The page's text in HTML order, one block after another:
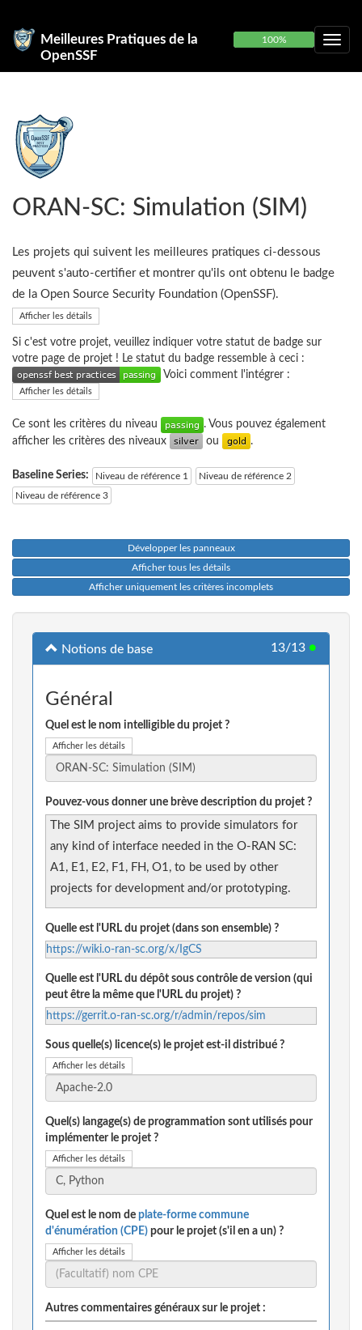
Meilleures Pratiques de la
OpenSSF
100%
ORAN-SC: Simulation (SIM)
Les projets qui suivent les meilleures pratiques ci-dessous
peuvent s'auto-certifier et montrer qu'ils ont obtenu le badge
de la Open Source Security Foundation (OpenSSF).
Afficher les détails
Si c'est votre projet, veuillez indiquer votre statut de badge sur
votre page de projet ! Le statut du badge ressemble à ceci :
Voici comment l'intégrer :
Afficher les détails
Ce sont les critères du niveau
. Vous pouvez également
afficher les critères des niveaux
ou .
Baseline Series: Niveau de référence 1
Niveau de référence 2
Niveau de référence 3
Développer les panneaux
Afficher tous les détails
Afficher uniquement les critères incomplets
Notions de base 13/13 ●
Général
Quel est le nom intelligible du projet ?
Afficher les détails
Pouvez-vous donner une brève description du projet ?
The SIM project aims to provide simulators for
any kind of interface needed in the O-RAN SC:
A1, E1, E2, F1, FH, O1, to be used by other
projects for development and/or prototyping.
Quelle est l'URL du projet (dans son ensemble) ?
https://wiki.o-ran-sc.org/x/IgCS
Quelle est l'URL du dépôt sous contrôle de version (qui
peut être la même que l'URL du projet) ?
https://gerrit.o-ran-sc.org/r/admin/repos/sim
Sous quelle(s) licence(s) le projet est-il distribué ?
Afficher les détails
Quel(s) langage(s) de programmation sont utilisés pour
implémenter le projet ?
Afficher les détails
Quel est le nom de plate-forme commune
d'énumération (CPE) pour le projet (s'il en a un) ?
Afficher les détails
Autres commentaires généraux sur le projet :